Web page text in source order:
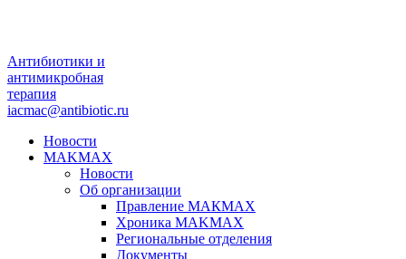
Антибиотики и
антимикробная
терапия
iacmac@antibiotic.ru
Новости
MAKMAX
Новости
Об организации
Правление МАКМАХ
Хроника MAKMAX
Региональные отделения
Документы